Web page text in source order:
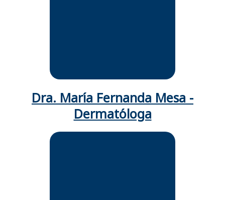
Dra. María Fernanda Mesa -
Dermatóloga